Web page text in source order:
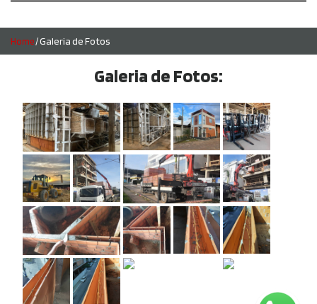
Home / Galeria de Fotos
Galeria de Fotos: